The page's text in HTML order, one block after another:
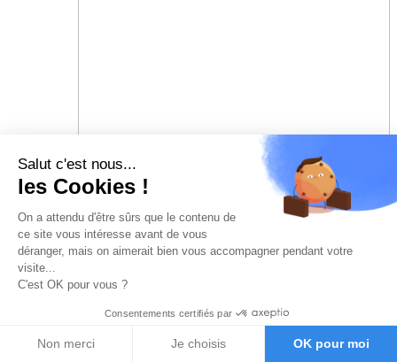
Salut c'est nous...
les Cookies !
On a attendu d'être sûrs que le contenu de
ce site vous intéresse avant de vous
déranger, mais on aimerait bien vous accompagner pendant votre
visite...
C'est OK pour vous ?
Consentements certifiés par
Non merci Je choisis OK pour moi